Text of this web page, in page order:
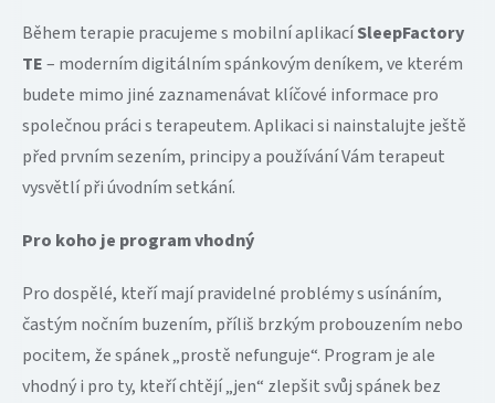
Během terapie pracujeme s mobilní aplikacíSleepFactory
TE– moderním digitálním spánkovým deníkem, ve kterém
budete mimo jiné zaznamenávat klíčové informace pro
společnou práci s terapeutem. Aplikaci si nainstalujte ještě
před prvním sezením, principy a používání Vám terapeut
vysvětlí při úvodním setkání.
Pro koho je program vhodný
Pro dospělé, kteří mají pravidelné problémy s usínáním,
častým nočním buzením, příliš brzkým probouzením nebo
pocitem, že spánek „prostě nefunguje“. Program je ale
vhodný i pro ty, kteří chtějí „jen“ zlepšit svůj spánek bez